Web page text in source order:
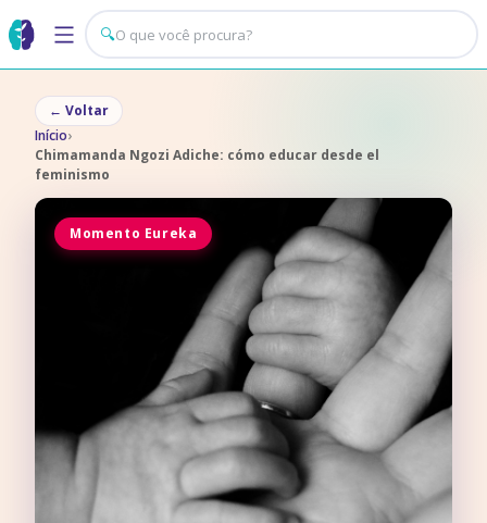
🔍
← Voltar
Início›
Chimamanda Ngozi Adiche: cómo educar desde el
feminismo
Momento Eureka